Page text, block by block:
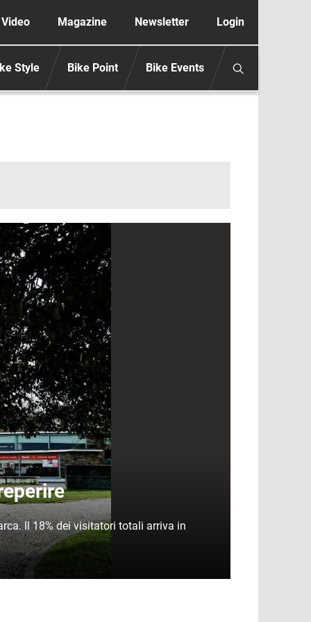
secondaria anonimo
Video Magazine Newsletter Login
Style Bike Point Bike Events
Il 18% dei visitatori totali arriva in